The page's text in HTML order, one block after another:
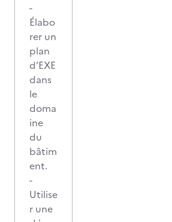
-
Élabo
rer un
plan
d’EXE
dans
le
doma
ine
du
bâtim
ent.
-
Utilise
r une